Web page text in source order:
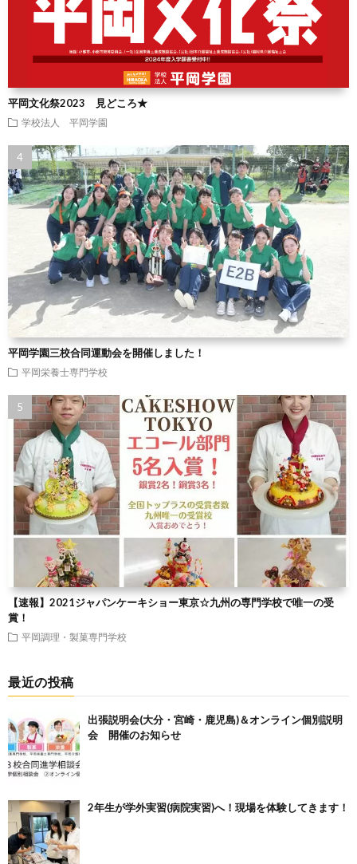
平岡文化祭2023 見どころ★
学校法人 平岡学園
平岡学園三校合同運動会を開催しました！
平岡栄養士専門学校
【速報】2021ジャパンケーキショー東京☆九州の専門学校で唯一の受
賞！
平岡調理・製菓専門学校
最近の投稿
出張説明会(大分・宮崎・鹿児島)＆オンライン個別説明
会 開催のお知らせ
2年生が学外実習(病院実習)へ！現場を体験してきます！